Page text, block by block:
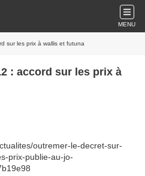
MENU
sur les prix à wallis et futuna
: accord sur les prix à
outremer-le-decret-sur-
prix-publie-au-jo-